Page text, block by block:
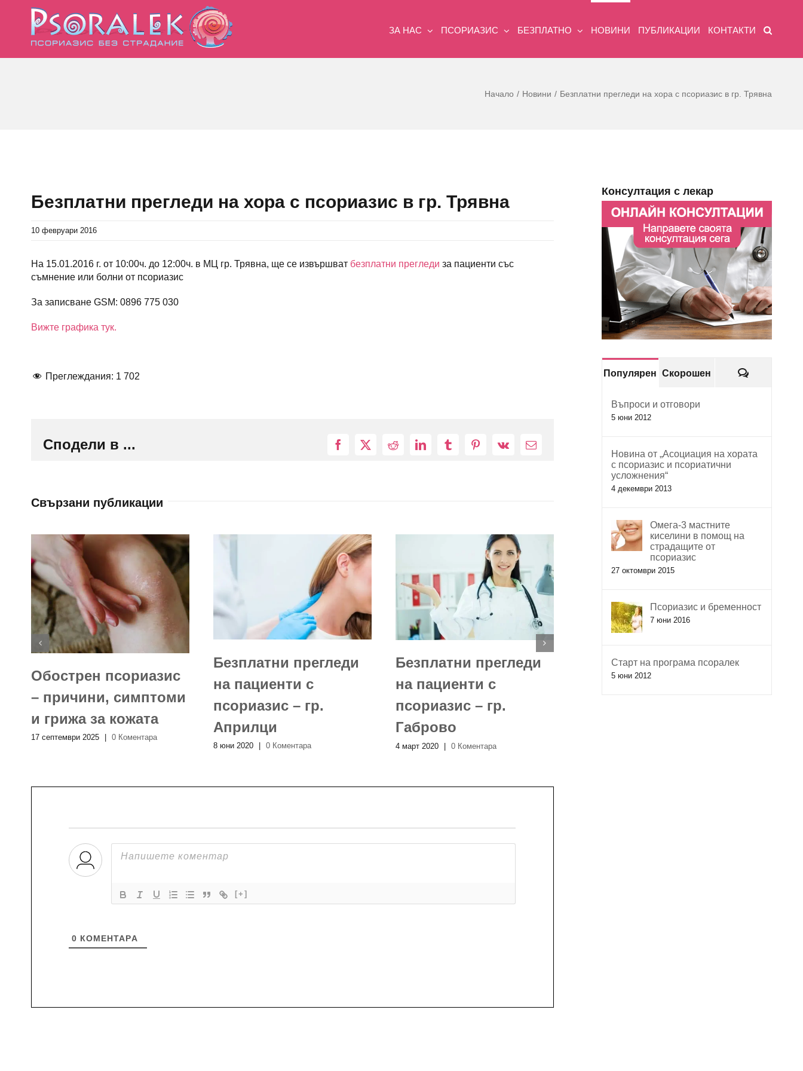
ЗА НАС ПСОРИАЗИС БЕЗПЛАТНО НОВИНИ ПУБЛИКАЦИИ КОНТАКТИ
Начало Новини Безплатни прегледи на хора с псориазис в гр. Трявна
Image
Безплатни прегледи на хора с псориазис в гр. Трявна
10 февруари 2016
На 15.01.2016 г. от 10:00ч. до 12:00ч. в МЦ гр. Трявна, ще се извършват безплатни прегледи за пациенти със
съмнение или болни от псориазис
За записване GSM: 0896 775 030
Вижте графика тук.
Преглеждания: 1 702
Сподели в ... Facebook
X RedditLinkedInTumblrPinterest
Vk
Електронна
Свързани публикации
Обострен псориазис
– причини, симптоми
и грижа за кожата
17 септември 2025 0 Коментара
Безплатни прегледи
на пациенти с
псориазис – гр.
Априлци
8 юни 2020 0 Коментара
Безплатни прегледи
на пациенти с
псориазис – гр.
Габрово
4 март 2020 | 0 Коментара
Безплатни прегледи
на пациенти с
[+]
0 КОМЕНТАРA
Консултация с лекар
Популярен Скорошен Коментари
Въпроси и отговори
5 юни 2012
Новина от „Асоциация на хората
с псориазис и псориатични
усложнения“
4 декември 2013
Омега-3 мастните
киселини в помощ на
страдащите от
псориазис
27 октомври 2015
Псориазис и бременност
7 юни 2016
Старт на програма псоралек
5 юни 2012